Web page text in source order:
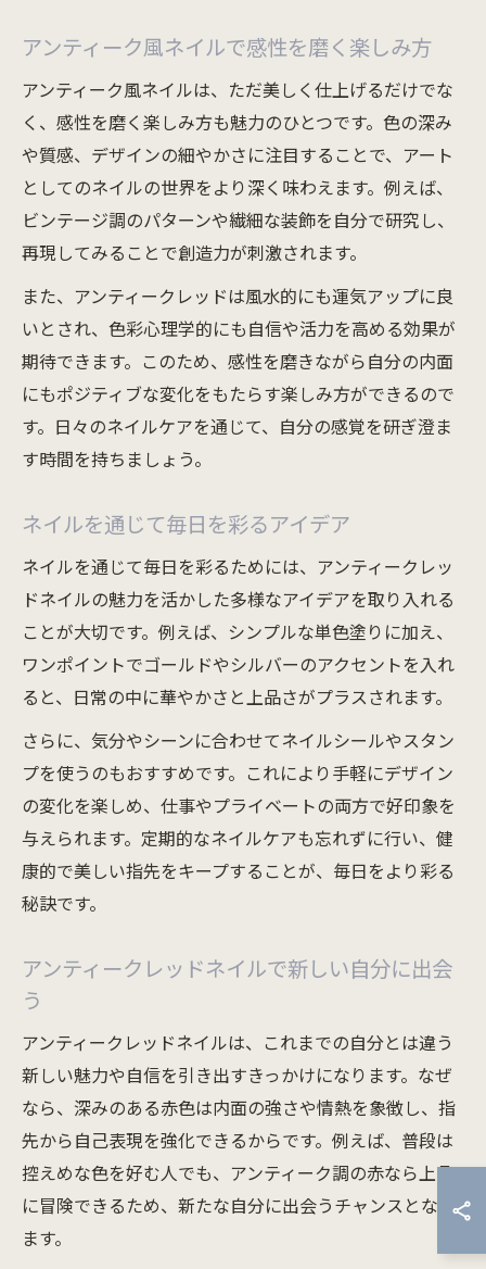
アンティーク風ネイルで感性を磨く楽しみ方
アンティーク風ネイルは、ただ美しく仕上げるだけでな
く、感性を磨く楽しみ方も魅力のひとつです。色の深み
や質感、デザインの細やかさに注目することで、アート
としてのネイルの世界をより深く味わえます。例えば、
ビンテージ調のパターンや繊細な装飾を自分で研究し、
再現してみることで創造力が刺激されます。
また、アンティークレッドは風水的にも運気アップに良
いとされ、色彩心理学的にも自信や活力を高める効果が
期待できます。このため、感性を磨きながら自分の内面
にもポジティブな変化をもたらす楽しみ方ができるので
す。日々のネイルケアを通じて、自分の感覚を研ぎ澄ま
す時間を持ちましょう。
ネイルを通じて毎日を彩るアイデア
ネイルを通じて毎日を彩るためには、アンティークレッ
ドネイルの魅力を活かした多様なアイデアを取り入れる
ことが大切です。例えば、シンプルな単色塗りに加え、
ワンポイントでゴールドやシルバーのアクセントを入れ
ると、日常の中に華やかさと上品さがプラスされます。
さらに、気分やシーンに合わせてネイルシールやスタン
プを使うのもおすすめです。これにより手軽にデザイン
の変化を楽しめ、仕事やプライベートの両方で好印象を
与えられます。定期的なネイルケアも忘れずに行い、健
康的で美しい指先をキープすることが、毎日をより彩る
秘訣です。
アンティークレッドネイルで新しい自分に出会
う
アンティークレッドネイルは、これまでの自分とは違う
新しい魅力や自信を引き出すきっかけになります。なぜ
なら、深みのある赤色は内面の強さや情熱を象徴し、指
先から自己表現を強化できるからです。例えば、普段は
控えめな色を好む人でも、アンティーク調の赤なら上品
に冒険できるため、新たな自分に出会うチャンスとなり
ます。